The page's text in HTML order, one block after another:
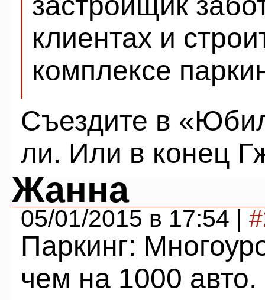
клиентах и
комплексе
Съездите в
ли. Или в конец
Жанна
05/01/2015 в 17:54 |
Паркинг:
чем на 1000 авто.